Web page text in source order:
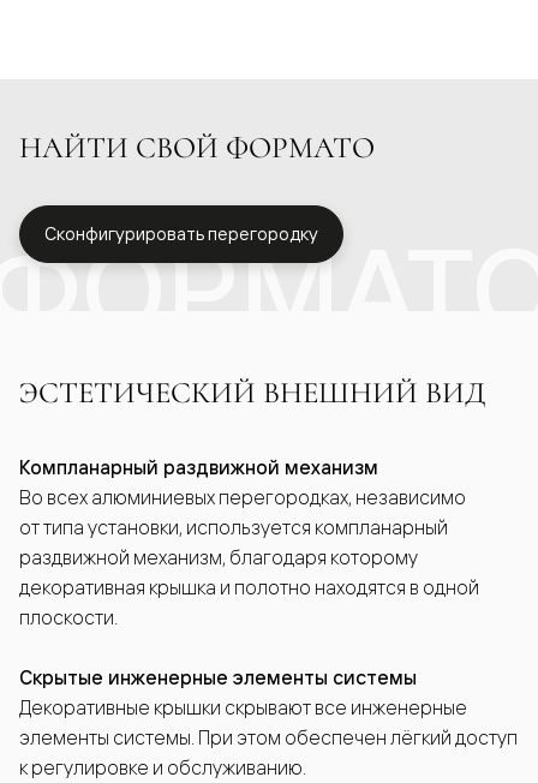
НАЙТИ СВОЙ ФОРМАТО
Сконфигурировать перегородку
ЭСТЕТИЧЕСКИЙ ВНЕШНИЙ ВИД
Компланарный раздвижной механизм
Во всех алюминиевых перегородках, независимо
от типа установки, используется компланарный
раздвижной механизм, благодаря которому
декоративная крышка и полотно находятся в одной
плоскости.
Скрытые инженерные элементы системы
Декоративные крышки скрывают все инженерные
элементы системы. При этом обеспечен лёгкий доступ
к регулировке и обслуживанию.